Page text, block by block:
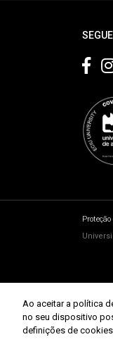
Ao aceitar a política
no seu dispositivo
definições de